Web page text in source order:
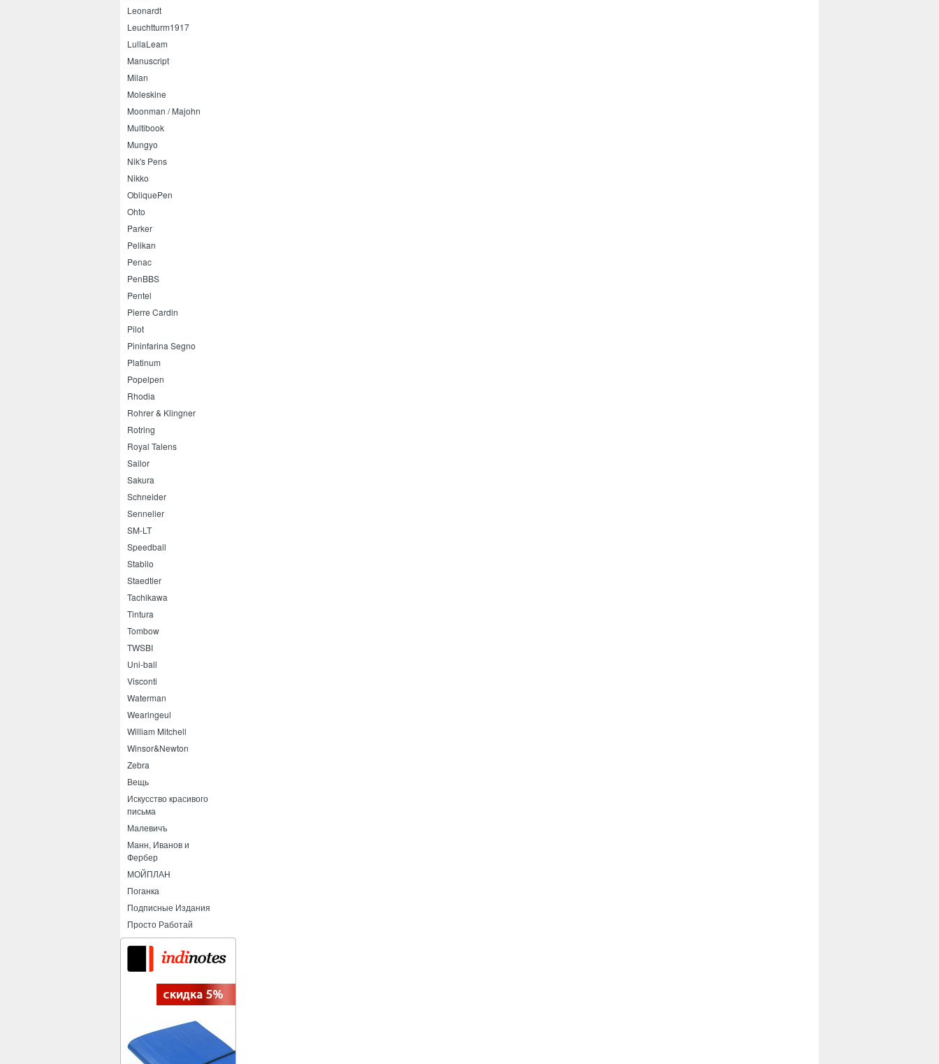
Leonardt
Leuchtturm1917
LullaLeam
Manuscript
Milan
Moleskine
Moonman / Majohn
Multibook
Mungyo
Nik's Pens
Nikko
ObliquePen
Ohto
Parker
Pelikan
Penac
PenBBS
Pentel
Pierre Cardin
Pilot
Pininfarina Segno
Platinum
Popelpen
Rhodia
Rohrer & Klingner
Rotring
Royal Talens
Sailor
Sakura
Schneider
Sennelier
SM-LT
Speedball
Stabilo
Staedtler
Tachikawa
Tintura
Tombow
TWSBI
Uni-ball
Visconti
Waterman
Wearingeul
William Mitchell
Winsor&Newton
Zebra
Вещь
Искусство красивого
письма
Малевичъ
Манн, Иванов и
Фербер
МОЙПЛАН
Поганка
Подписные Издания
Просто Работай